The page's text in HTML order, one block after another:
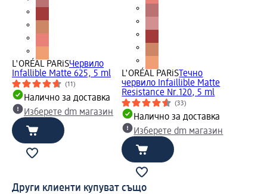
L'ORÉAL PARiSЧервило
Infallible Matte 625, 5 ml
(11)
Налично за доставка
Изберете dm магазин
L'ORÉAL PARiS Течно
червило Infaillible Matte
Resistance Nr.120, 5 ml
(33)
Налично за доставка
Изберете dm магазин
Други клиенти купуват също